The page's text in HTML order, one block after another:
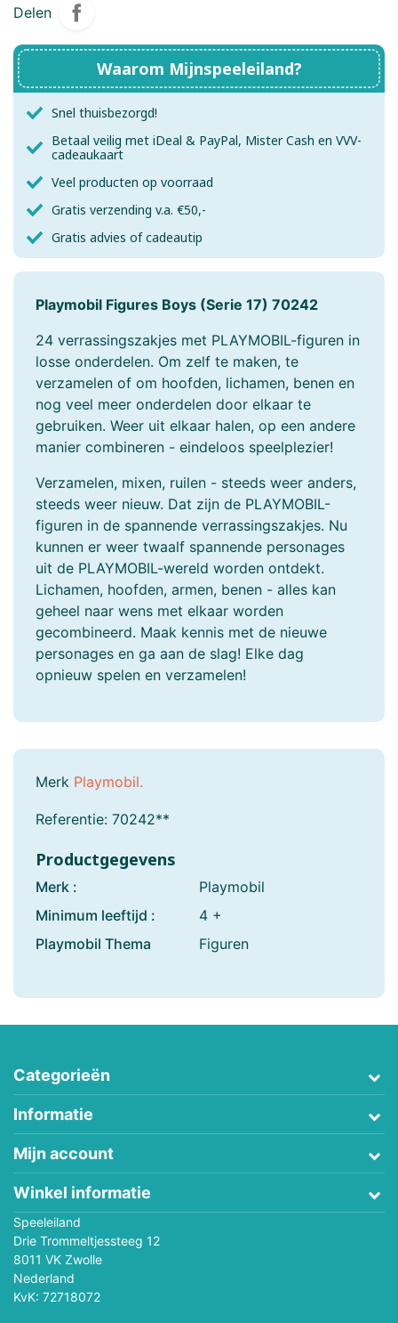
Delen
Waarom Mijnspeeleiland?
Snel thuisbezorgd!
Betaal veilig met iDeal & PayPal, Mister Cash en VVV-
cadeaukaart
Veel producten op voorraad
Gratis verzending v.a. €50,-
Gratis advies of cadeautip
Playmobil Figures Boys (Serie 17) 70242
24 verrassingszakjes met PLAYMOBIL-figuren in
losse onderdelen. Om zelf te maken, te
verzamelen of om hoofden, lichamen, benen en
nog veel meer onderdelen door elkaar te
gebruiken. Weer uit elkaar halen, op een andere
manier combineren - eindeloos speelplezier!
Verzamelen, mixen, ruilen - steeds weer anders,
steeds weer nieuw. Dat zijn de PLAYMOBIL-
figuren in de spannende verrassingszakjes. Nu
kunnen er weer twaalf spannende personages
uit de PLAYMOBIL-wereld worden ontdekt.
Lichamen, hoofden, armen, benen - alles kan
geheel naar wens met elkaar worden
gecombineerd. Maak kennis met de nieuwe
personages en ga aan de slag! Elke dag
opnieuw spelen en verzamelen!
Merk Playmobil.
Referentie: 70242**
Productgegevens
Merk :
Playmobil
Minimum leeftijd :
4 +
Playmobil Thema
Figuren
Categorieën
Informatie
Mijn account
Winkel informatie
Speeleiland
Drie Trommeltjessteeg 12
8011 VK Zwolle
Nederland
KvK: 72718072